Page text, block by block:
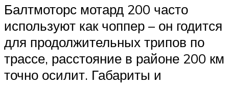
Балтмоторс мотард 200 часто
используют как чоппер – он годится
для продолжительных трипов по
трассе, расстояние в районе 200 км
точно осилит. Габариты и